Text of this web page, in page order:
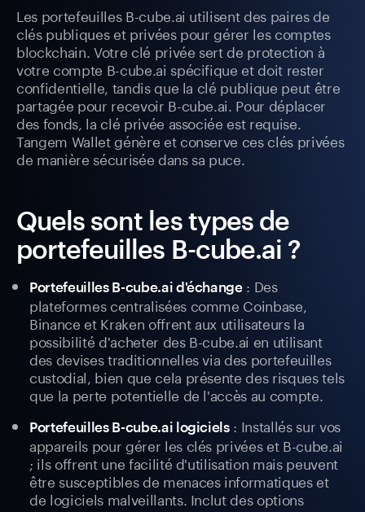
Les portefeuilles B-cube.ai utilisent des paires de
clés publiques et privées pour gérer les comptes
blockchain. Votre clé privée sert de protection à
votre compte B-cube.ai spécifique et doit rester
confidentielle, tandis que la clé publique peut être
partagée pour recevoir B-cube.ai. Pour déplacer
des fonds, la clé privée associée est requise.
Tangem Wallet génère et conserve ces clés privées
de manière sécurisée dans sa puce.
Quels sont les types de
portefeuilles B-cube.ai ?
Portefeuilles B-cube.ai d'échange: Des
plateformes centralisées comme Coinbase,
Binance et Kraken offrent aux utilisateurs la
possibilité d'acheter des B-cube.ai en utilisant
des devises traditionnelles via des portefeuilles
custodial, bien que cela présente des risques tels
que la perte potentielle de l'accès au compte.
Portefeuilles B-cube.ai logiciels: Installés sur vos
appareils pour gérer les clés privées et B-cube.ai
; ils offrent une facilité d'utilisation mais peuvent
être susceptibles de menaces informatiques et
de logiciels malveillants. Inclut des options